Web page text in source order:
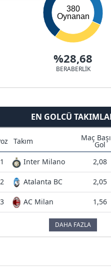
380
Oynanan
%28,68
BERABERLİK
EN GOLCÜ
Takım Maç
Gol
1 Inter Milano 2,08
2 Atalanta BC 2,05
3 AC Milan 1,56
DAHA FAZLA